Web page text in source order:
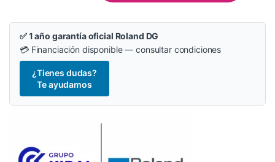
✅ 1 año garantía oficial Roland DG
💳 Financiación disponible — consultar condiciones
¿Tienes dudas?
Te ayudamos